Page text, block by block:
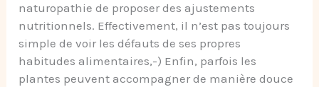
naturopathie de proposer des ajustements
nutritionnels. Effectivement, il n’est pas toujours
simple de voir les défauts de ses propres
habitudes alimentaires,-) Enfin, parfois les
plantes peuvent accompagner de manière douce